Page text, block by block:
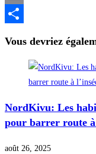
Email
Vous devriez
NordKivu: Les
pour barrer route
août 26, 2025